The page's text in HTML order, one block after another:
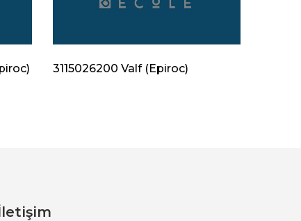
3115026200 Valf (Epiroc)